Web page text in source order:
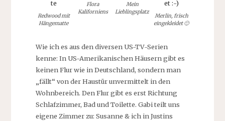
Redwood mit
Hängematte
Flora
Kaliforniens
Mein
Lieblingsplatz
Merlin, frisch
eingekleidet 🙂
Wie ich es aus den diversen US-TV-Serien
kenne: In US-Amerikanischen Häusern gibt es
keinen Flur wie in Deutschland, sondern man
„fällt“ von der Haustür unvermittelt in den
Wohnbereich. Den Flur gibt es erst Richtung
Schlafzimmer, Bad und Toilette. Gabi teilt uns
eigene Zimmer zu: Susanne & ich in Justins